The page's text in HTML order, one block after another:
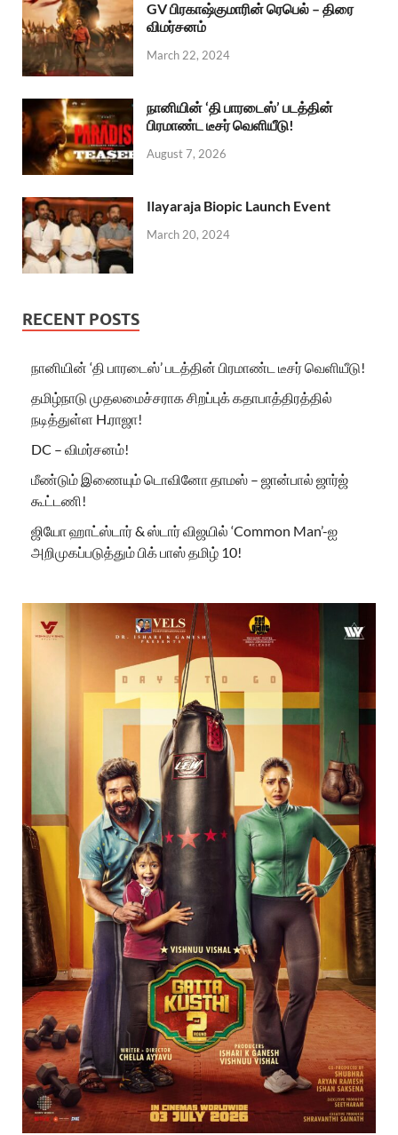
GV பிரகாஷ்குமாரின் ரெபெல் – திரை
விமர்சனம்
March 22, 2024
நானியின் ‘தி பாரடைஸ்’ படத்தின்
பிரமாண்ட டீசர் வெளியீடு!
August 7, 2026
Ilayaraja Biopic Launch Event
March 20, 2024
RECENT POSTS
நானியின் ‘தி பாரடைஸ்’ படத்தின் பிரமாண்ட டீசர் வெளியீடு!
தமிழ்நாடு முதலமைச்சராக சிறப்புக் கதாபாத்திரத்தில்
நடித்துள்ள H.ராஜா!
DC – விமர்சனம்!
மீண்டும் இணையும் டொவினோ தாமஸ் – ஜான்பால் ஜார்ஜ்
கூட்டணி!
ஜியோ ஹாட்ஸ்டார் & ஸ்டார் விஜயில் ‘Common Man’-ஐ
அறிமுகப்படுத்தும் பிக் பாஸ் தமிழ் 10!